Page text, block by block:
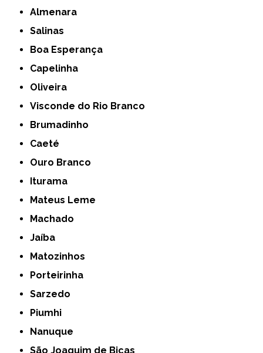
Almenara
Salinas
Boa Esperança
Capelinha
Oliveira
Visconde do Rio Branco
Brumadinho
Caeté
Ouro Branco
Iturama
Mateus Leme
Machado
Jaíba
Matozinhos
Porteirinha
Sarzedo
Piumhi
Nanuque
São Joaquim de Bicas